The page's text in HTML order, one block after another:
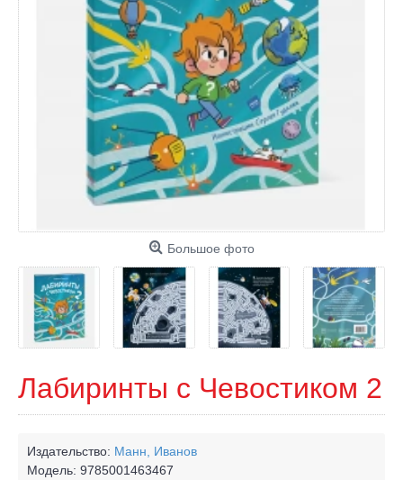
Большое фото
Лабиринты с Чевостиком 2
Издательство: Манн, Иванов
Модель: 9785001463467